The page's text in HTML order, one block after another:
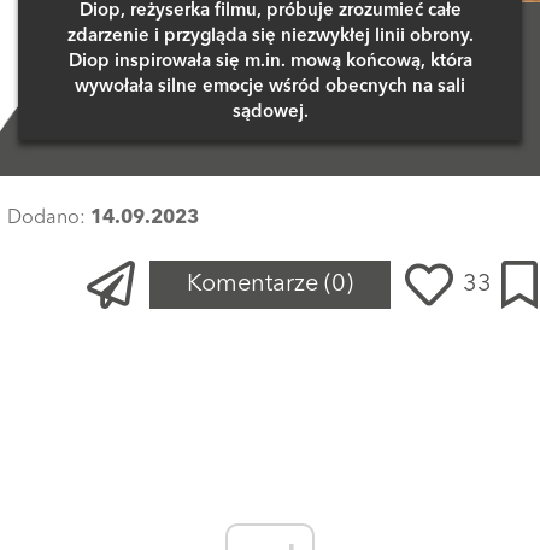
Diop, reżyserka filmu, próbuje zrozumieć całe
zdarzenie i przygląda się niezwykłej linii obrony.
Diop inspirowała się m.in. mową końcową, która
wywołała silne emocje wśród obecnych na sali
sądowej.
Dodano: 14.09.2023
Komentarze (0) 33